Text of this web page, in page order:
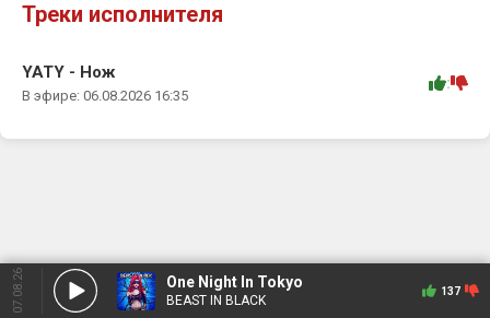
Треки исполнителя
YATY - Нож
В эфире: 06.08.2026 16:35
:
07.08.26 One Night In Tokyo
BEAST IN BLACK
137